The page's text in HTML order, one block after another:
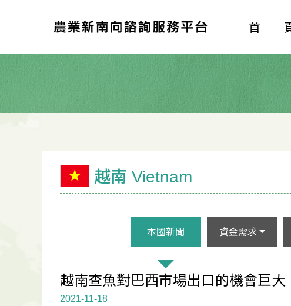
首
越南 Vietnam
本國新聞 資金需求
越南查魚對巴西市場出口的機會巨大
2021-11-18